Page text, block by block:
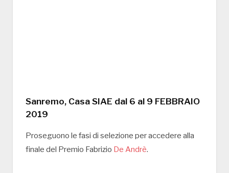
Sanremo, Casa SIAE dal 6 al 9 FEBBRAIO
2019
Proseguono le fasi di selezione per accedere alla
finale del Premio Fabrizio De Andrè.